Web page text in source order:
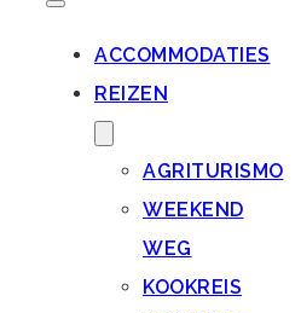
ACCOMMODATIES
REIZEN
AGRITURISMO
WEEKEND
WEG
KOOKREIS